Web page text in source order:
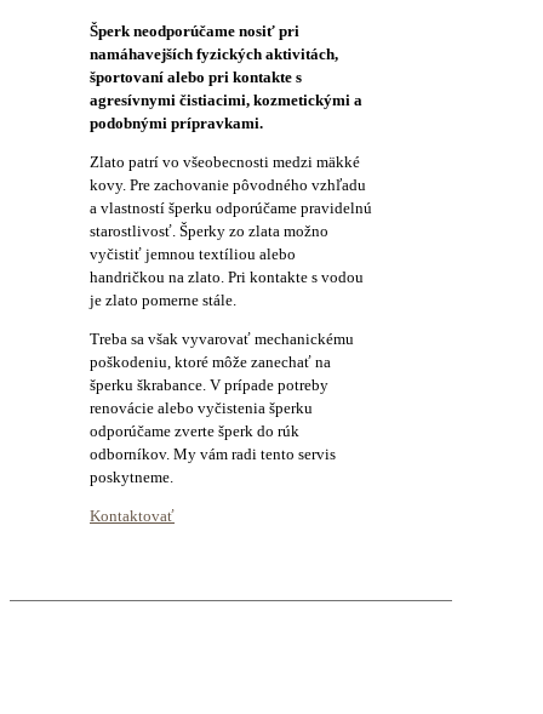
Šperk neodporúčame nosiť pri
namáhavejších fyzických aktivitách,
športovaní alebo pri kontakte s
agresívnymi čistiacimi, kozmetickými a
podobnými prípravkami.
Zlato patrí vo všeobecnosti medzi mäkké
kovy. Pre zachovanie pôvodného vzhľadu
a vlastností šperku odporúčame pravidelnú
starostlivosť. Šperky zo zlata možno
vyčistiť jemnou textíliou alebo
handričkou na zlato. Pri kontakte s vodou
je zlato pomerne stále.
Treba sa však vyvarovať mechanickému
poškodeniu, ktoré môže zanechať na
šperku škrabance. V prípade potreby
renovácie alebo vyčistenia šperku
odporúčame zverte šperk do rúk
odborníkov. My vám radi tento servis
poskytneme.
Kontaktovať